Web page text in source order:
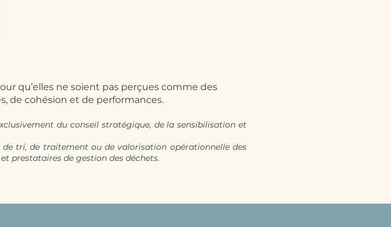
qu’elles ne soient pas perçues comme des
de cohésion et de performances.
du conseil stratégique, de la sensibilisation et
tri, de traitement ou de valorisation opérationnelle des
prestataires de gestion des déchets.